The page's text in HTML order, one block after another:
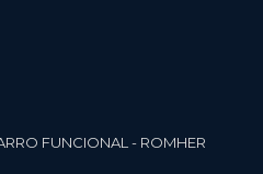
FUNCIONAL - ROMHER